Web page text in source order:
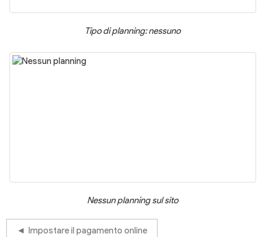
Tipo di planning: nessuno
Nessun planning sul sito
Impostare il pagamento online